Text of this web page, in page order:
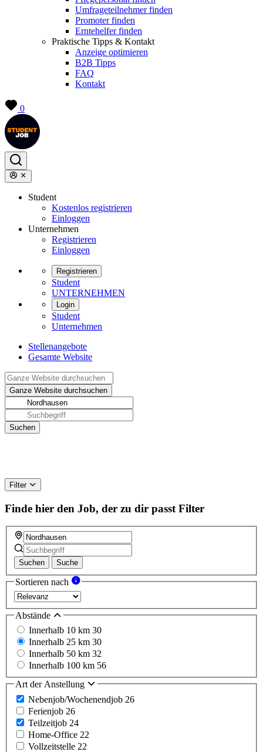
Umfrageteilnehmer finden
Promoter finden
Erntehelfer finden
Praktische Tipps & Kontakt
Anzeige optimieren
B2B Tipps
FAQ
Kontakt
0
Student
Kostenlos registrieren
Einloggen
Unternehmen
Registrieren
Einloggen
Registrieren
Student
UNTERNEHMEN
Login
Student
Unternehmen
Stellenangebote
Gesamte Website
Filter
Finde hier den Job, der zu dir passt Filter
Suchen Suche
Sortieren nach
Abstände
Innerhalb 10 km 30
Innerhalb 25 km 30
Innerhalb 50 km 32
Innerhalb 100 km 56
Art der Anstellung
Nebenjob/Wochenendjob 26
Ferienjob 26
Teilzeitjob 24
Home-Office 22
Vollzeitstelle 22